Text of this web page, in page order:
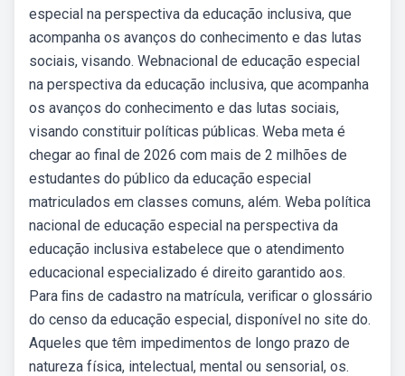
especial na perspectiva da educação inclusiva, que
acompanha os avanços do conhecimento e das lutas
sociais, visando. Webnacional de educação especial
na perspectiva da educação inclusiva, que acompanha
os avanços do conhecimento e das lutas sociais,
visando constituir políticas públicas. Weba meta é
chegar ao final de 2026 com mais de 2 milhões de
estudantes do público da educação especial
matriculados em classes comuns, além. Weba política
nacional de educação especial na perspectiva da
educação inclusiva estabelece que o atendimento
educacional especializado é direito garantido aos.
Para ﬁns de cadastro na matrícula, veriﬁcar o glossário
do censo da educação especial, disponível no site do.
Aqueles que têm impedimentos de longo prazo de
natureza física, intelectual, mental ou sensorial, os.